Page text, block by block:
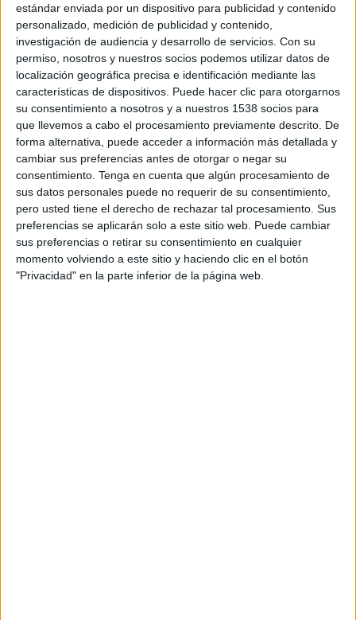
estándar enviada por un dispositivo para publicidad y contenido
personalizado, medición de publicidad y contenido,
investigación de audiencia y desarrollo de servicios. Con su
permiso, nosotros y nuestros socios podemos utilizar datos de
localización geográfica precisa e identificación mediante las
características de dispositivos. Puede hacer clic para otorgarnos
su consentimiento a nosotros y a nuestros 1538 socios para
que llevemos a cabo el procesamiento previamente descrito. De
forma alternativa, puede acceder a información más detallada y
cambiar sus preferencias antes de otorgar o negar su
consentimiento. Tenga en cuenta que algún procesamiento de
sus datos personales puede no requerir de su consentimiento,
pero usted tiene el derecho de rechazar tal procesamiento. Sus
preferencias se aplicarán solo a este sitio web. Puede cambiar
sus preferencias o retirar su consentimiento en cualquier
momento volviendo a este sitio y haciendo clic en el botón
"Privacidad" en la parte inferior de la página web.
Anunciante: DSV
Marca: Museo Naval de Madrid
Proyecto: Fuímos los primeros
Agncia: Thinkwild Studios
Director creativo: Carlos Gómez-Mira
Productor: Rossana Giacomelli
Project manager: Nicolas Pérez-Enciso
Art director: Paula Checa & Nicolas Pérez-Enciso